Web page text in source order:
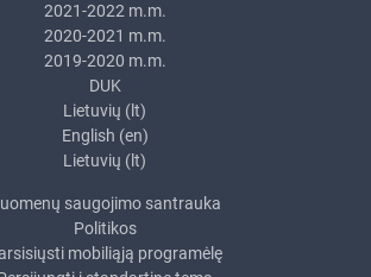
2021-2022 m.m.
2020-2021 m.m.
2019-2020 m.m.
DUK
Lietuvių ‎(lt)‎
English ‎(en)‎
Lietuvių ‎(lt)‎
saugojimo santrauka
Politikos
mobiliąją programėlę